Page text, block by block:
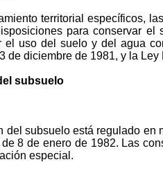
territorial específicos,
para conservar
el uso del suelo y del agua
diciembre de 1981, y la
subsuelo
subsuelo está regulado
8 de enero de 1982. Las
especial.